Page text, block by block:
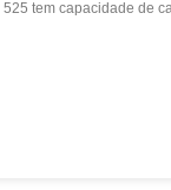
tem capacidade de